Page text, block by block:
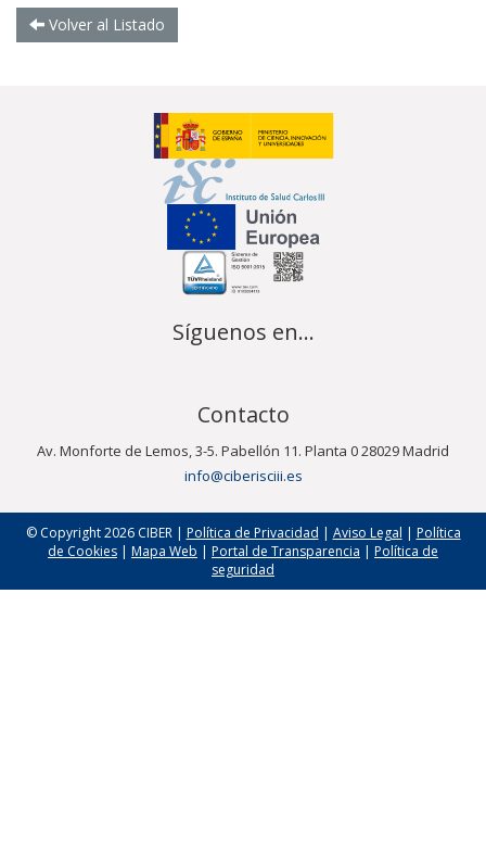
Volver al Listado
Síguenos en...
Contacto
Av. Monforte de Lemos, 3-5. Pabellón 11. Planta 0 28029 Madrid
info@ciberisciii.es
© Copyright 2026 CIBER | Política de Privacidad | Aviso Legal | Política
de Cookies | Mapa Web | Portal de Transparencia | Política de
seguridad